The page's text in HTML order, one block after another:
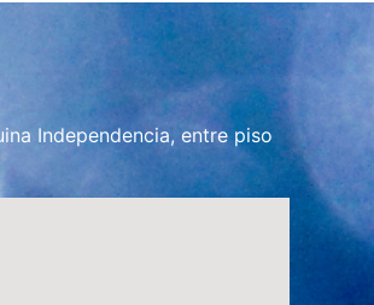
Independencia, entre piso